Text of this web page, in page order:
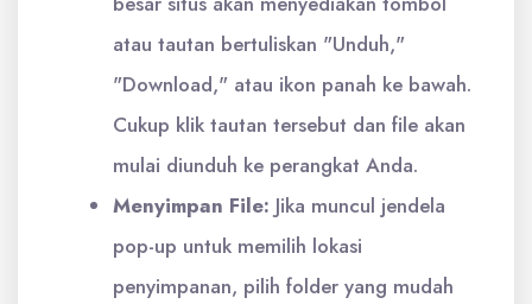
atau tautan bertuliskan "Unduh,"
"Download," atau ikon panah ke bawah.
Cukup klik tautan tersebut dan file akan
mulai diunduh ke perangkat Anda.
Menyimpan File: Jika muncul jendela
pop-up untuk memilih lokasi
penyimpanan, pilih folder yang mudah